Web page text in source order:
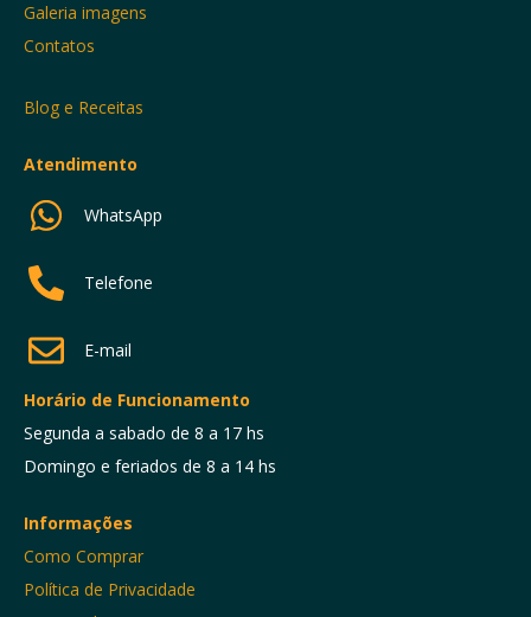
Galeria imagens
Contatos
Blog e Receitas
Atendimento
WhatsApp
Telefone
E-mail
Horário de Funcionamento
Segunda a sabado de 8 a 17 hs
Domingo e feriados de 8 a 14 hs
Informações
Como Comprar
Política de Privacidade